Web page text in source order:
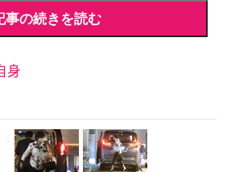
事の続きを読む
身